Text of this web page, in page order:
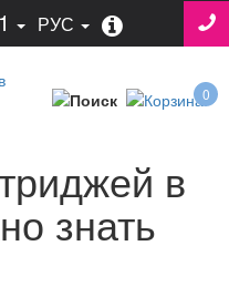
РУС
0
в
знать